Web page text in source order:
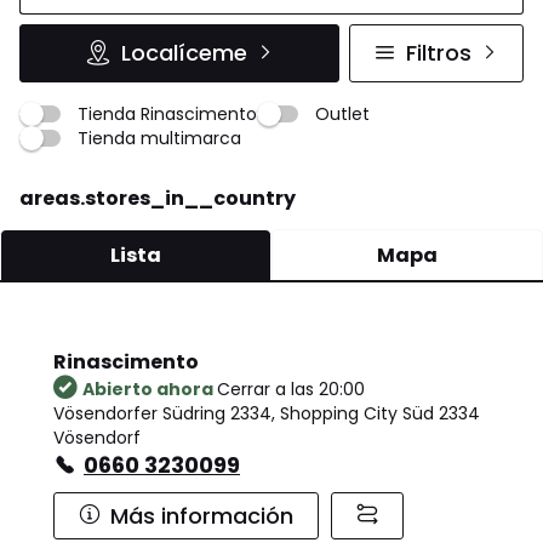
Localíceme Filtros
Tienda Rinascimento
Outlet
Tienda multimarca
areas.stores_in__country
Lista Mapa
Rinascimento
Abierto ahoraCerrar a las 20:00
Vösendorfer Südring 2334, Shopping City Süd 2334
Vösendorf
0660 3230099
Más información